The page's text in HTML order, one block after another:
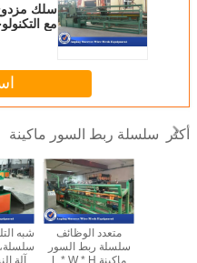
سلك
مع
أكثر سلسلة ربط السور ماكينة
شبه
آلة
متعدد الوظائف
سلسلة ربط السور
ماكينة L * W * H